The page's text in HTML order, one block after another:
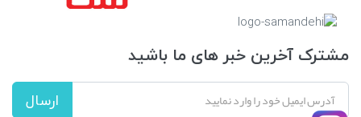
مشترک آخرین خبر های ما باشید
ارسال